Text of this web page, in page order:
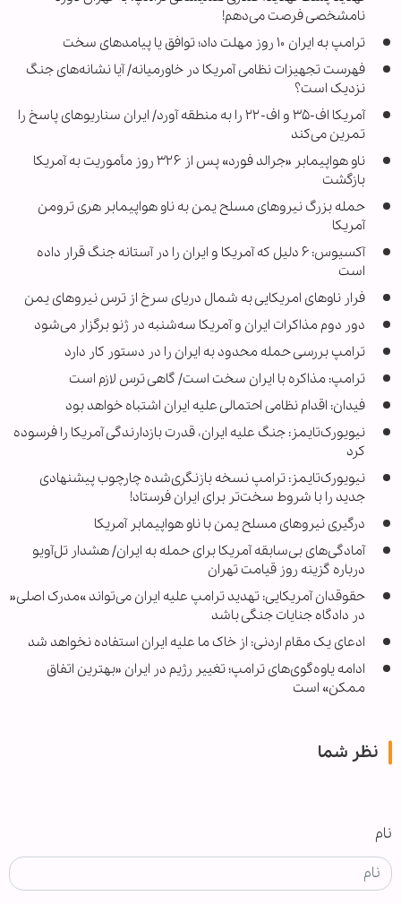
نامشخصی فرصت می‌دهم!
ترامپ به ایران ۱۰ روز مهلت داد؛ توافق یا پیامدهای سخت
فهرست تجهیزات نظامی آمریکا در خاورمیانه/ آیا نشانه‌های جنگ
نزدیک است؟
آمریکا اف-۳۵ و اف-۲۲ را به منطقه آورد/ ایران سناریوهای پاسخ را
تمرین می‌کند
ناو هواپیمابر «جرالد فورد» پس از ۳۲۶ روز مأموریت به آمریکا
بازگشت
حمله بزرگ نیروهای مسلح یمن به ناو هواپیمابر هری ترومن
آمریکا
آکسیوس: ۶ دلیل که آمریکا و ایران را در آستانه جنگ قرار داده
است
فرار ناوهای امریکایی به شمال دریای سرخ از ترس نیروهای یمن
دور دوم مذاکرات ایران و آمریکا سه‌شنبه در ژنو برگزار می‌شود
ترامپ بررسی حمله محدود به ایران را در دستور کار دارد
ترامپ: مذاکره با ایران سخت است/ گاهی ترس لازم است
فیدان: اقدام نظامی احتمالی علیه ایران اشتباه خواهد بود
نیویورک‌تایمز: جنگ علیه ایران، قدرت بازدارندگی آمریکا را فرسوده
کرد
نیویورک‌تایمز: ترامپ نسخه بازنگری‌شده چارچوب پیشنهادی
جدید را با شروط سخت‌تر برای ایران فرستاد!
درگیری نیروهای مسلح یمن با ناو هواپیمابر آمریکا
آمادگی‌های بی‌سابقه آمریکا برای حمله به ایران/ هشدار تل‌آویو
درباره گزینه روز قیامت تهران
حقوقدان آمریکایی: تهدید ترامپ علیه ایران می‌تواند »مدرک اصلی«
در دادگاه جنایات جنگی باشد
ادعای یک مقام اردنی: از خاک ما علیه ایران استفاده نخواهد شد
ادامه یاوه‌گوی‌های ترامپ؛ تغییر رژیم در ایران «بهترین اتفاق
ممکن» است
نظر شما
نام